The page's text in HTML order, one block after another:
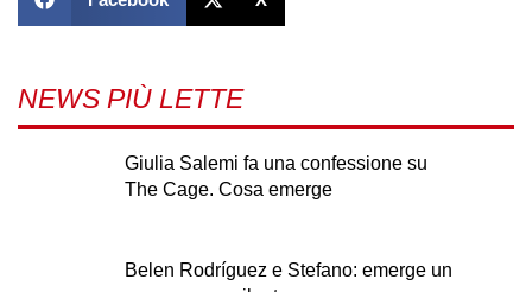
NEWS PIÙ LETTE
Giulia Salemi fa una confessione su
The Cage. Cosa emerge
Belen Rodríguez e Stefano: emerge un